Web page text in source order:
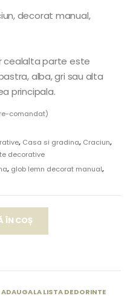
decorat manual,
cealalta parte este
alba, gri sau alta
principala.
comandat)
, Casa si gradina, Craciun,
decorative
, glob lemn decorat manual,
ÎN COȘ
ADAUGA LA LISTA DE DORINTE